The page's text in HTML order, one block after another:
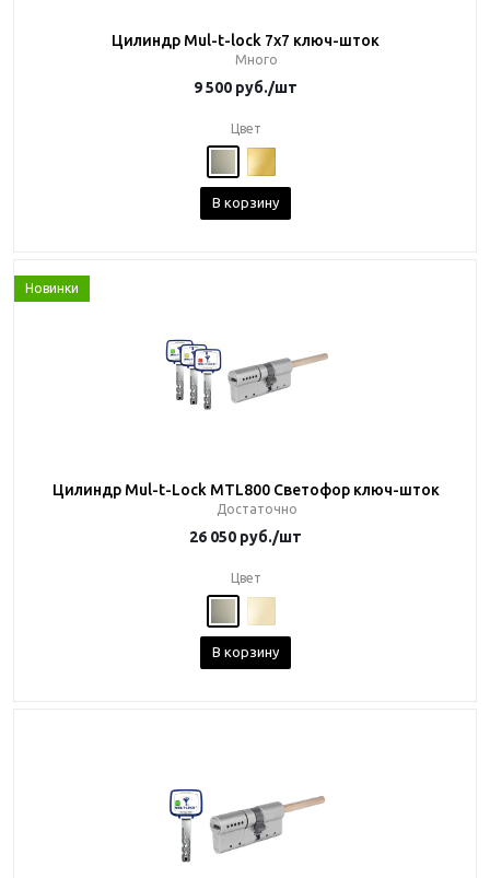
Цилиндр Mul-t-lock 7x7 ключ-шток
Много
9 500 руб./шт
Цвет
В корзину
Новинки
Цилиндр Mul-t-Lock MTL800 Светофор ключ-шток
Достаточно
26 050 руб./шт
Цвет
В корзину